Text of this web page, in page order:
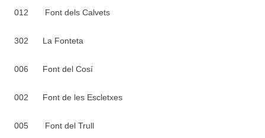
012 Font dels Calvets
302 La Fonteta
006 Font del Cosí
002 Font de les Escletxes
005 Font del Trull